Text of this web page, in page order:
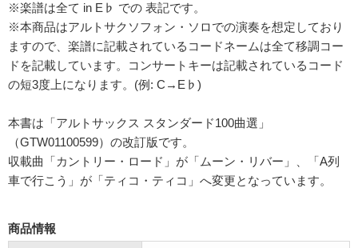
※楽譜は全て in E♭ での 表記です。
※本商品はアルトサクソフォン・ソロでの演奏を想定しており
ますので、楽譜に記載されているコードネームは全て移調コー
ドを記載しています。コンサートキーは記載されているコード
の短3度上になります。(例: C→E♭)
本書は「アルトサックス スタンダード100曲選」
（GTW01100599）の改訂版です。
収載曲「カントリー・ロード」が「ムーン・リバー」、「A列
車で行こう」が「ティコ・ティコ」へ変更となっています。
商品情報